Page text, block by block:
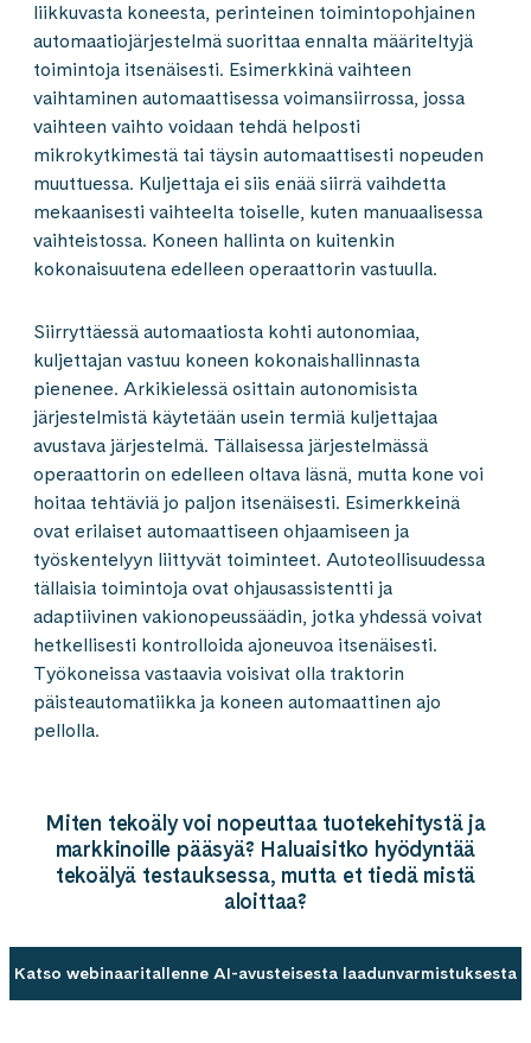
liikkuvasta koneesta, perinteinen toimintopohjainen
automaatiojärjestelmä suorittaa ennalta määriteltyjä
toimintoja itsenäisesti. Esimerkkinä vaihteen
vaihtaminen automaattisessa voimansiirrossa, jossa
vaihteen vaihto voidaan tehdä helposti
mikrokytkimestä tai täysin automaattisesti nopeuden
muuttuessa. Kuljettaja ei siis enää siirrä vaihdetta
mekaanisesti vaihteelta toiselle, kuten manuaalisessa
vaihteistossa. Koneen hallinta on kuitenkin
kokonaisuutena edelleen operaattorin vastuulla.
Siirryttäessä automaatiosta kohti autonomiaa,
kuljettajan vastuu koneen kokonaishallinnasta
pienenee. Arkikielessä osittain autonomisista
järjestelmistä käytetään usein termiä kuljettajaa
avustava järjestelmä. Tällaisessa järjestelmässä
operaattorin on edelleen oltava läsnä, mutta kone voi
hoitaa tehtäviä jo paljon itsenäisesti. Esimerkkeinä
ovat erilaiset automaattiseen ohjaamiseen ja
työskentelyyn liittyvät toiminteet. Autoteollisuudessa
tällaisia toimintoja ovat ohjausassistentti ja
adaptiivinen vakionopeussäädin, jotka yhdessä voivat
hetkellisesti kontrolloida ajoneuvoa itsenäisesti.
Työkoneissa vastaavia voisivat olla traktorin
päisteautomatiikka ja koneen automaattinen ajo
pellolla.
Miten tekoäly voi nopeuttaa tuotekehitystä ja
markkinoille pääsyä? Haluaisitko hyödyntää
tekoälyä testauksessa, mutta et tiedä mistä
aloittaa?
Katso webinaaritallenne AI-avusteisesta laadunvarmistuksesta